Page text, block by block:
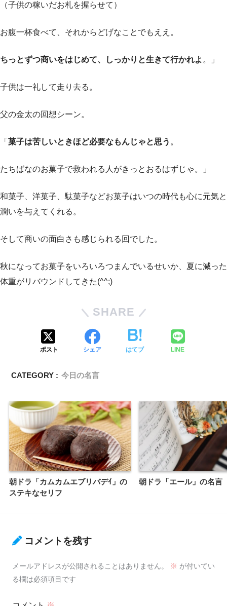
（子供の稼いだお札を握らせて）
お腹一杯食べて、それからどげなことでもええ。
ちっとずつ商いをはじめて、しっかりと生きて行かれよ 。」
子供は一礼して走り去る。
父の金太の回想シーン。
「 菓子は苦しいときほど必要なもんじゃと思う 。
たちばなのお菓子で救われる人がきっとおるはずじゃ。」
和菓子、洋菓子、駄菓子などお菓子はいつの時代も心に元気と
潤いを与えてくれる。
そして商いの面白さも感じられる回でした。
秋になってお菓子をいろいろつまんでいるせいか、夏に減った
体重がリバウンドしてきた(^^;)
SHARE
ポスト シェア はてブ LINE
CATEGORY : 今日の名言
朝ドラ「カムカムエブリバデｲ」の
ステキなセリフ
朝ドラ「エール」の名言
コメントを残す
メールアドレスが公開されることはありません。 ※ が付いてい
る欄は必須項目です